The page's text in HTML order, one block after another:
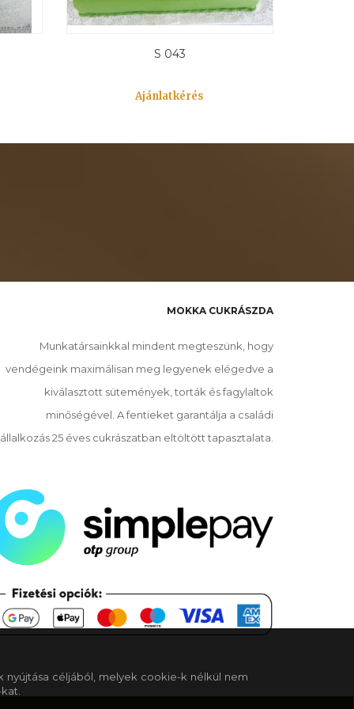
S 043
Ajánlatkérés
MOKKA CUKRÁSZDA
Munkatársainkkal mindent megteszünk, hogy
vendégeink maximálisan meg legyenek elégedve a
kiválasztott sütemények, torták és fagylaltok
minőségével. A fentieket garantálja a családi
25 éves cukrászatban eltöltött tapasztalata.
nyújtása céljából, melyek cookie-k nélkül nem